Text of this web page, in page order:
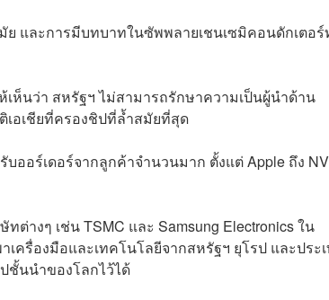
และการมีบทบาทในซัพพลายเชนเซมิคอนดักเตอร์
ห็นว่า สหรัฐฯ ไม่สามารถรักษาความเป็นผู้นำด้าน
เอเชียที่ครองชิปที่ล้ำสมัยที่สุด
อร์เดอร์จากลูกค้าจำนวนมาก ตั้งแต่ Apple ถึง
างๆ เช่น TSMC และ Samsung Electronics ใน
ครื่องมือและเทคโนโลยีจากสหรัฐฯ ยุโรป และประ
ชั้นนำของโลกไว้ได้